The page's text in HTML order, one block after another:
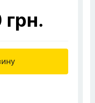
грн.